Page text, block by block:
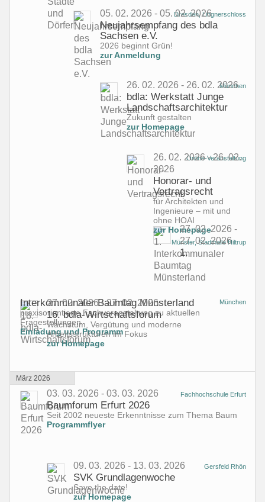
05. 02. 2026 - 05. 02. 2026
Neujahrsempfang des bdla
Sachsen e.V.
2026 beginnt Grün!
zur Anmeldung
Dresden, Lingnerschloss
26. 02. 2026 - 26. 02. 2026
bdla: Werkstatt Junge
Landschaftsarchitektur
Zukunft gestalten
zur Homepage
München
26. 02. 2026 - 26. 02.
2026
Honorar- und
Vertragsrecht
für Architekten und
Ingenieure – mit und
ohne HOAI
zur Homepage
Online-Veranstaltung
27. 02. 2026 -
27. 02. 2026
1.
Interkommunaler Baumtag Münsterland
praxisorientierte Fachveranstaltung zu aktuellen
Fragestellungen
Einladung und Programm
Münster, Stadthalle Hiltrup
27. 02. 2026 - 27. 02. 2026
16. bdla-Wirtschaftsforum
Wachstum, Vergütung und moderne
Arbeitsstrukturen im Fokus
zur Homepage
München
März 2026
03. 03. 2026 - 03. 03. 2026
Baumforum Erfurt 2026
Seit 2002 neueste Erkenntnisse zum Thema Baum
Programmflyer
Fachhochschule Erfurt
09. 03. 2026 - 13. 03. 2026
SVK Grundlagenwoche
Save the date!
zur Homepage
Gersfeld Rhön